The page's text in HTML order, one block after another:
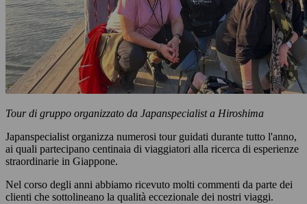
Tour di gruppo organizzato da Japanspecialist a Hiroshima
Japanspecialist organizza numerosi tour guidati durante tutto l'anno,
ai quali partecipano centinaia di viaggiatori alla ricerca di esperienze
straordinarie in Giappone.
Nel corso degli anni abbiamo ricevuto molti commenti da parte dei
clienti che sottolineano la qualità eccezionale dei nostri viaggi.